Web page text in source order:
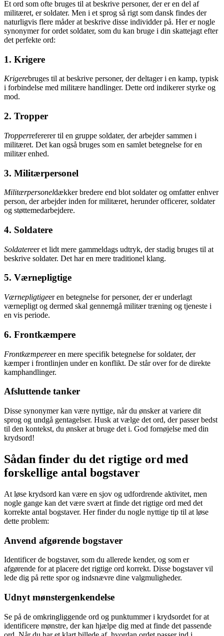
Et ord som ofte bruges til at beskrive personer, der er en del af
militæret, er soldater. Men i et sprog så rigt som dansk findes der
naturligvis flere måder at beskrive disse individder på. Her er nogle
synonymer for ordet soldater, som du kan bruge i din skattejagt efter
det perfekte ord:
1. Krigere
Krigerebruges til at beskrive personer, der deltager i en kamp, typisk
i forbindelse med militære handlinger. Dette ord indikerer styrke og
mod.
2. Tropper
Tropperrefererer til en gruppe soldater, der arbejder sammen i
militæret. Det kan også bruges som en samlet betegnelse for en
militær enhed.
3. Militærpersonel
Militærpersoneldækker bredere end blot soldater og omfatter enhver
person, der arbejder inden for militæret, herunder officerer, soldater
og støttemedarbejdere.
4. Soldatere
Soldatereer et lidt mere gammeldags udtryk, der stadig bruges til at
beskrive soldater. Det har en mere traditionel klang.
5. Værnepligtige
Værnepligtigeer en betegnelse for personer, der er underlagt
værnepligt og dermed skal gennemgå militær træning og tjeneste i
en vis periode.
6. Frontkæmpere
Frontkæmpereer en mere specifik betegnelse for soldater, der
kæmper i frontlinjen under en konflikt. De står over for de direkte
kamphandlinger.
Afsluttende tanker
Disse synonymer kan være nyttige, når du ønsker at variere dit
sprog og undgå gentagelser. Husk at vælge det ord, der passer bedst
til den kontekst, du ønsker at bruge det i. God fornøjelse med din
krydsord!
Sådan finder du det rigtige ord med
forskellige antal bogstaver
At løse krydsord kan være en sjov og udfordrende aktivitet, men
nogle gange kan det være svært at finde det rigtige ord med det
korrekte antal bogstaver. Her finder du nogle nyttige tip til at løse
dette problem:
Anvend afgørende bogstaver
Identificer de bogstaver, som du allerede kender, og som er
afgørende for at placere det rigtige ord korrekt. Disse bogstaver vil
lede dig på rette spor og indsnævre dine valgmuligheder.
Udnyt mønstergenkendelse
Se på de omkringliggende ord og punktummer i krydsordet for at
identificere mønstre, der kan hjælpe dig med at finde det passende